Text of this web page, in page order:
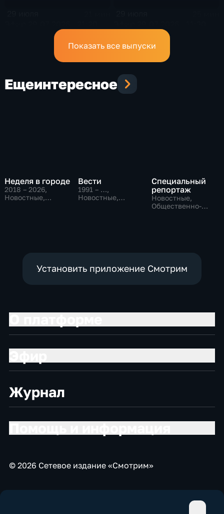
Показать все выпуски
Ещеинтересное
Неделя в городе
2018 – 2026,
Новостные,
Вести
1991 – …,
Новостные,
Специальный
репортаж
Новостные,
Общественно-
Установить приложение Смотрим
Журнал
© 2026 Сетевое издание «Смотрим»